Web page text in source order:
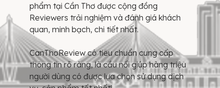
phẩm tại Cần Thơ được cộng đồng
Reviewers trải nghiệm và đánh giá khách
quan, minh bạch, chi tiết nhất.
CanThoReview có tiêu chuẩn cung cấp
thông tin rõ ràng, là cầu nối giúp hàng triệu
người dùng có được lựa chọn sử dụng dịch